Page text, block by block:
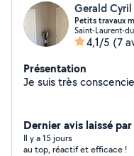
Gerald
Petits travaux
Saint-Laurent-
4,1/5 (7
Présentation
Je suis très
Dernier avis laissé
Il y a 15 jours
au top, réactif et efficace !